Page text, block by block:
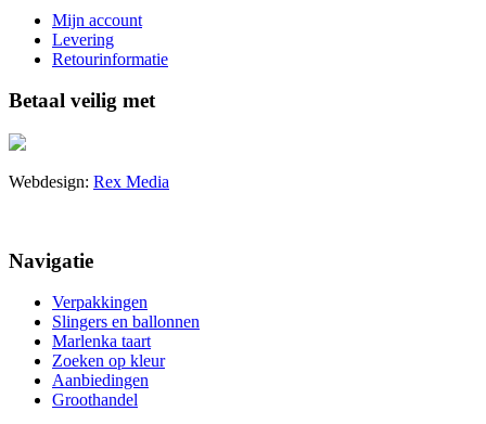
Mijn account
Levering
Retourinformatie
Betaal veilig met
Webdesign: Rex Media
Navigatie
Verpakkingen
Slingers en ballonnen
Marlenka taart
Zoeken op kleur
Aanbiedingen
Groothandel